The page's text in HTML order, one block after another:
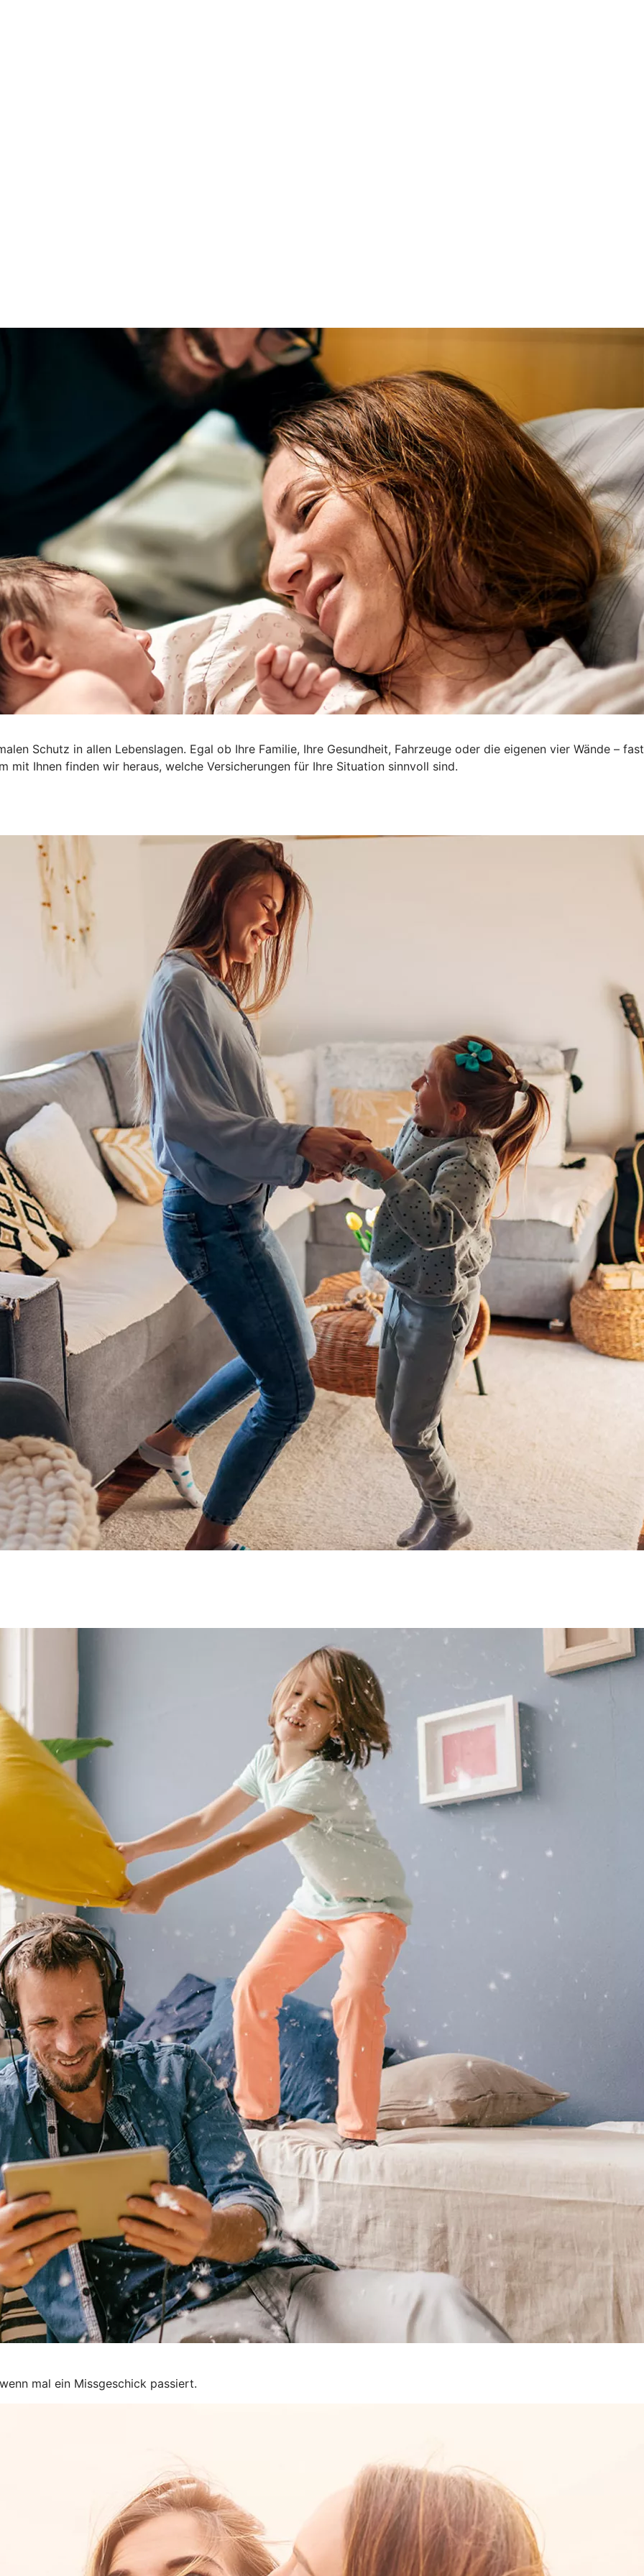
Schutz in allen Lebenslagen. Egal ob Ihre Familie, Ihre Gesundheit, Fahrzeuge oder die eigenen vier Wände – fast
mit Ihnen finden wir heraus, welche Versicherungen für Ihre Situation sinnvoll sind.
mal ein Missgeschick passiert.